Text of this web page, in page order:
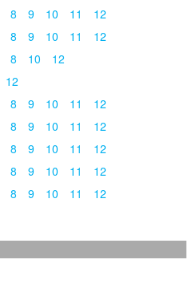
8 9 10 11
12
8 9 10 11
12
8 10
12
12
8 9 10 11
12
8 9 10 11
12
8 9 10 11
12
8 9 10 11
12
8 9 10 11
12